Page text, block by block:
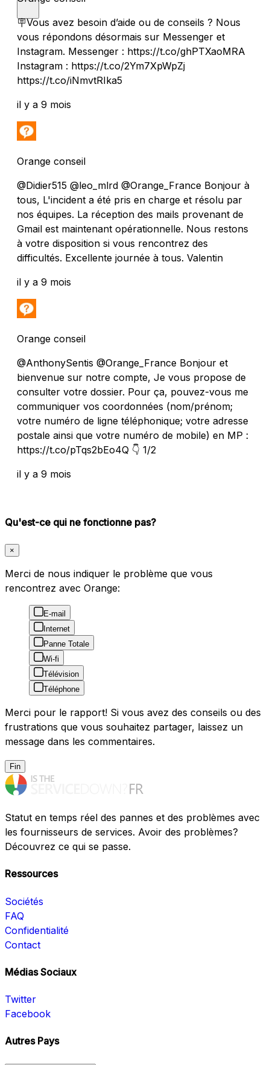
🪧Vous avez besoin d’aide ou de conseils ? Nous
vous répondons désormais sur Messenger et
Instagram. Messenger : https://t.co/ghPTXaoMRA
Instagram : https://t.co/2Ym7XpWpZj
https://t.co/iNmvtRIka5
il y a 9 mois
Orange conseil
@Didier515 @leo_mlrd @Orange_France Bonjour à
tous, L'incident a été pris en charge et résolu par
nos équipes. La réception des mails provenant de
Gmail est maintenant opérationnelle. Nous restons
à votre disposition si vous rencontrez des
difficultés. Excellente journée à tous. Valentin
il y a 9 mois
Orange conseil
@AnthonySentis @Orange_France Bonjour et
bienvenue sur notre compte, Je vous propose de
consulter votre dossier. Pour ça, pouvez-vous me
communiquer vos coordonnées (nom/prénom;
votre numéro de ligne téléphonique; votre adresse
postale ainsi que votre numéro de mobile) en MP :
https://t.co/pTqs2bEo4Q 👇 1/2
il y a 9 mois
Qu'est-ce qui ne fonctionne pas?
×
Merci de nous indiquer le problème que vous
rencontrez avec Orange:
E-mail
Internet
Panne Totale
Wi-fi
Télévision
Téléphone
Merci pour le rapport! Si vous avez des conseils ou des
frustrations que vous souhaitez partager, laissez un
message dans les commentaires.
Fin
Statut en temps réel des pannes et des problèmes avec
les fournisseurs de services. Avoir des problèmes?
Découvrez ce qui se passe.
Ressources
Sociétés
FAQ
Confidentialité
Contact
Médias Sociaux
Twitter
Facebook
Autres Pays